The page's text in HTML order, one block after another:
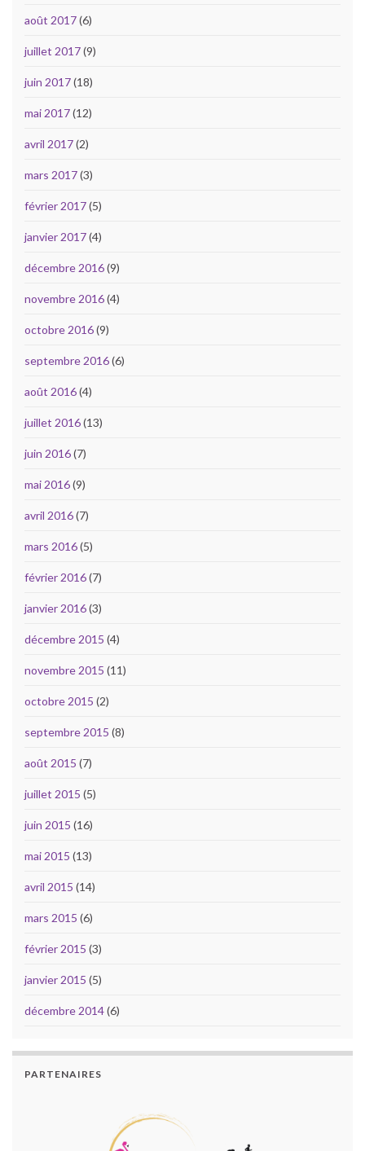
août 2017(6)
juillet 2017(9)
juin 2017(18)
mai 2017(12)
avril 2017(2)
mars 2017(3)
février 2017(5)
janvier 2017(4)
décembre 2016(9)
novembre 2016(4)
octobre 2016(9)
septembre 2016(6)
août 2016(4)
juillet 2016(13)
juin 2016(7)
mai 2016(9)
avril 2016(7)
mars 2016(5)
février 2016(7)
janvier 2016(3)
décembre 2015 (4)
novembre 2015 (11)
octobre 2015 (2)
septembre 2015 (8)
août 2015 (7)
juillet 2015 (5)
juin 2015 (16)
mai 2015 (13)
avril 2015 (14)
mars 2015 (6)
février 2015 (3)
janvier 2015 (5)
décembre 2014(6)
PARTENAIRES